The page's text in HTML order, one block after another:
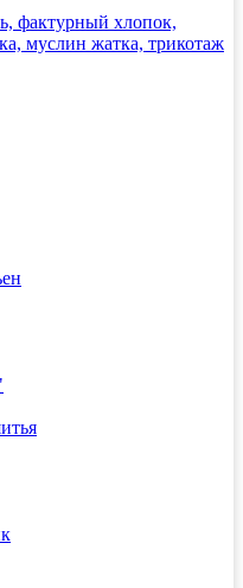
фактурный хлопок,
муслин жатка, трикотаж